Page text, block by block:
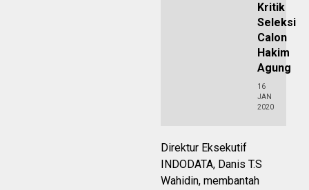
Kritik
Seleksi
Calon
Hakim
Agung
16
JAN
2020
Direktur Eksekutif
INDODATA, Danis T.S
Wahidin, membantah